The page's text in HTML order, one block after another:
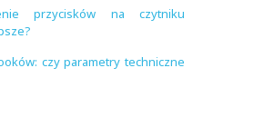
przycisków na czytniku
czy parametry techniczne